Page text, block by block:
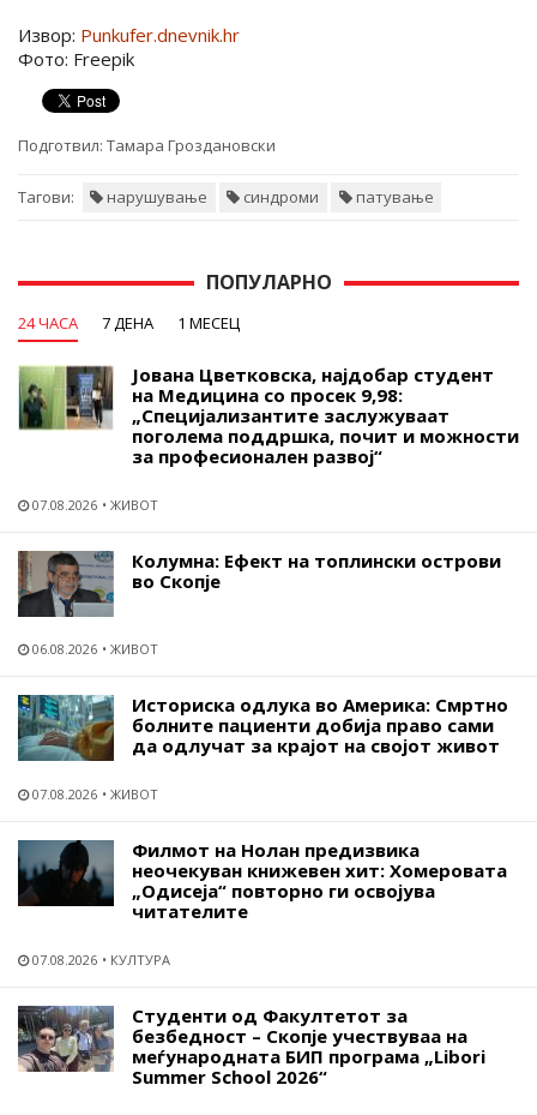
Извор: Punkufer.dnevnik.hr
Фото: Freepik
Подготвил: Тамара Гроздановски
Тагови: нарушување синдроми патување
ПОПУЛАРНО
24 ЧАСА 7 ДЕНА 1 МЕСЕЦ
Јована Цветковска, најдобар студент
на Медицина со просек 9,98:
„Специјализантите заслужуваат
поголема поддршка, почит и можности
за професионален развој“
07.08.2026 ЖИВОТ
Колумна: Ефект на топлински острови
во Скопје
06.08.2026 ЖИВОТ
Историска одлука во Америка: Смртно
болните пациенти добија право сами
да одлучат за крајот на својот живот
07.08.2026 ЖИВОТ
Филмот на Нолан предизвика
неочекуван книжевен хит: Хомеровата
„Одисеја“ повторно ги освојува
читателите
07.08.2026 КУЛТУРА
Студенти од Факултетот за
безбедност – Скопје учествуваа на
меѓународната БИП програма „Libori
Summer School 2026“